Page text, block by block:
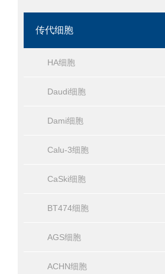
传代细胞
HA细胞
Daudi细胞
Dami细胞
Calu-3细胞
CaSki细胞
BT474细胞
AGS细胞
ACHN细胞